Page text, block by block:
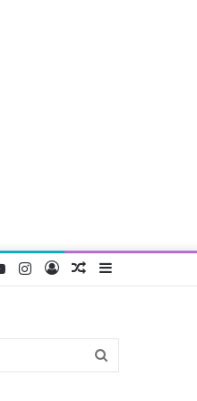
Random
Log
Instagram
YouTube